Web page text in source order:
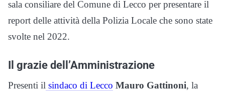
sala consiliare del Comune di Lecco per presentare il
report delle attività della Polizia Locale che sono state
svolte nel 2022.
Il grazie dell’Amministrazione
Presenti il sindaco di Lecco Mauro Gattinoni, la